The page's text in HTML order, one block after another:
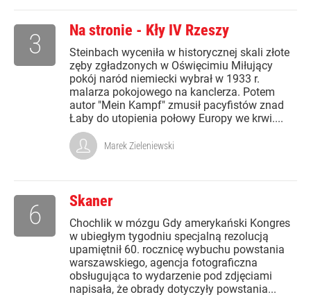
Na stronie - Kły IV Rzeszy
Steinbach wyceniła w historycznej skali złote
zęby zgładzonych w Oświęcimiu Miłujący
pokój naród niemiecki wybrał w 1933 r.
malarza pokojowego na kanclerza. Potem
autor "Mein Kampf" zmusił pacyfistów znad
Łaby do utopienia połowy Europy we krwi....
3
Marek Zieleniewski
Skaner
Chochlik w mózgu Gdy amerykański Kongres
w ubiegłym tygodniu specjalną rezolucją
upamiętnił 60. rocznicę wybuchu powstania
warszawskiego, agencja fotograficzna
obsługująca to wydarzenie pod zdjęciami
napisała, że obrady dotyczyły powstania...
6